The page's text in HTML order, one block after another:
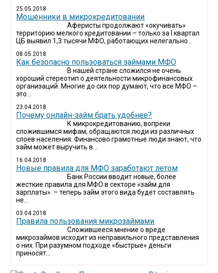
25.05.2018
Мошенники в микрокредитовании
Аферисты продолжают «окучивать»
территорию мелкого кредитовании – только за I квартал
ЦБ выявил 1,3 тысячи МФО, работающих нелегально...
08.05.2018
Как безопасно пользоваться займами МФО
В нашей стране сложился не очень
хороший стереотип о деятельности микрофинансовых
организаций. Многие до сих пор думают, что все МФО –
это...
23.04.2018
Почему онлайн-займ брать удобнее?
К микрокредитованию, вопреки
сложившимся мифам, обращаются люди из различных
слоев населения. Финансово грамотные люди знают, что
займ может выручить в...
16.04.2018
Новые правила для МФО заработают летом
Банк России вводит новые, более
жесткие правила для МФО в секторе «займ для
зарплаты» – теперь займ этого вида будет составлять
не...
03.04.2018
​Правила пользования микрозаймами
Сложившееся мнение о вреде
микрозаймов исходит из неправильного представления
о них. При разумном подходе «быстрые» деньги
приносят...